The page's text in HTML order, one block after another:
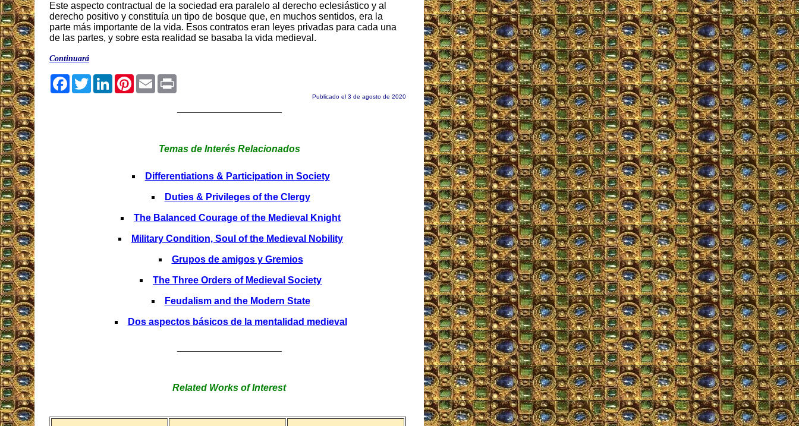
Este aspecto contractual de la sociedad era paralelo al derecho eclesiástico y al
derecho positivo y constituía un tipo de bosque que, en muchos sentidos, era la
parte más importante de la vida. Esos contratos eran leyes privadas para cada una
de las partes, y sobre esta realidad se basaba la vida medieval.
Continuará
FacebookTwitterLinkedInPinterest
Email
Publicado el 3 de agosto de 2020
Temas de Interés Relacionados
Differentiations & Participation in Society
Duties & Privileges of the Clergy
The Balanced Courage of the Medieval Knight
Military Condition, Soul of the Medieval Nobility
Grupos de amigos y Gremios
The Three Orders of Medieval Society
Feudalism and the Modern State
Dos aspectos básicos de la mentalidad medieval
Related Works of Interest